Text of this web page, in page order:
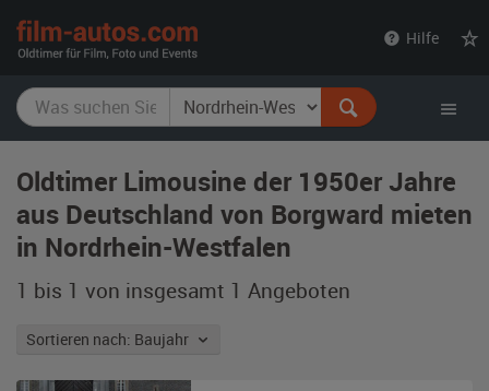
Hilfe
Oldtimer Limousine der 1950er Jahre
aus Deutschland von Borgward mieten
in Nordrhein-Westfalen
1 bis 1 von insgesamt 1 Angeboten
Sortieren nach: Baujahr